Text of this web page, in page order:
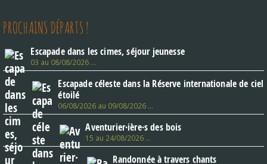
PROCHAINS DÉPARTS !
Escapade dans les cimes, séjour jeunesse
03 au 08/08/2026 …
Escapade céleste dans la Réserve internationale de ciel
étoilé
06/08/2026 au 09/08/2026 …
Aventurier·ière·s des bois
15 au 24/08/2026 …
Randonnée à travers chants